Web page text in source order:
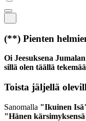
(**) Pienten
Oi Jeesuksena
sillä olen täällä
Toista jäljellä
Sanomalla "Ikuinen
"Hänen